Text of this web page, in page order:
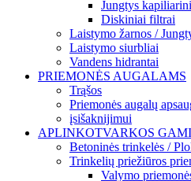
Jungtys
Diskiniai filtrai
Laistymo žarnos /
Laistymo siurbliai
Vandens hidrantai
PRIEMONĖS AUGALAMS
Trąšos
Priemonės augalų
įsišaknijimui
APLINKOTVARKOS
Betoninės trinkelės /
Trinkelių priežiūros
Valymo